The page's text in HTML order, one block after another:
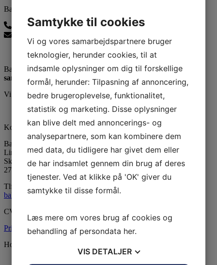
Ballerup Linedance
24815139
Ballerup Linedance er klubben uden stræben men med:
samvær - glæde - motion
Vi er medlem af DGI
Kontaktinformation
Ballerup Linedance
LinedanceCentret
Skovvejens Skole Øst
2750 Ballerup
Tlf:
24815139
balleruplinedance@gmail.com
CVR: 33604130
Privatlivsspolitik
Holdoversigt
Samtykke til cookies
Vi og vores samarbejdspartnere bruger
teknologier, herunder cookies, til at
indsamle oplysninger om dig til forskellige
formål, herunder: Tilpasning af annoncering,
bedre brugeroplevelse, funktionalitet,
statistik og marketing. Disse oplysninger
kan blive delt med annoncerings- og
analysepartnere, som kan kombinere dem
med data, du tidligere har givet dem eller
de har indsamlet gennem din brug af deres
tjenester. Ved at klikke på 'OK' giver du
samtykke til disse formål.
Læs mere om vores brug af cookies og
behandling af persondata her.
VIS DETALJER